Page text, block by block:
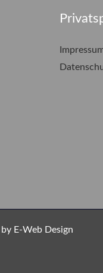
E-Web Design